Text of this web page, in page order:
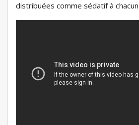
distribuées comme sédatif à